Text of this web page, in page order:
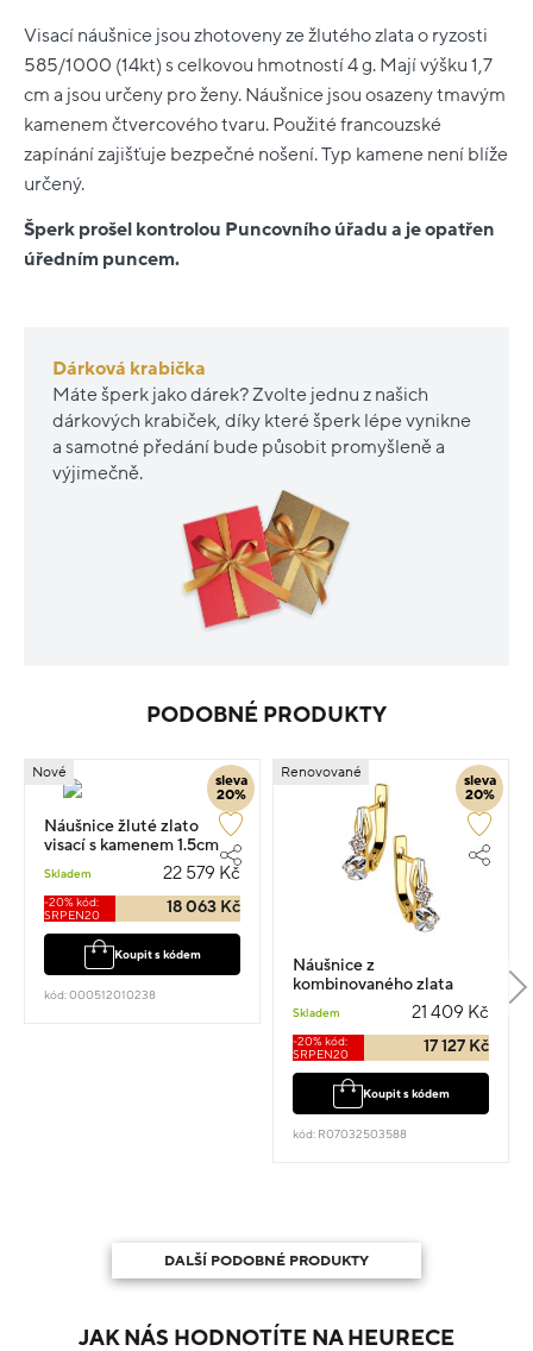
Visací náušnice jsou zhotoveny ze žlutého zlata o ryzosti
585/1000 (14kt) s celkovou hmotností 4 g. Mají výšku 1,7
cm a jsou určeny pro ženy. Náušnice jsou osazeny tmavým
kamenem čtvercového tvaru. Použité francouzské
zapínání zajišťuje bezpečné nošení. Typ kamene není blíže
určený.
Šperk prošel kontrolou Puncovního úřadu a je opatřen
úředním puncem.
Dárková krabička
Máte šperk jako dárek? Zvolte jednu z našich
dárkových krabiček, díky které šperk lépe vynikne
a samotné předání bude působit promyšleně a
výjimečně.
PODOBNÉ PRODUKTY
sleva
20%
Nové
Náušnice žluté zlato
visací s kamenem 1.5cm
Skladem 22 579 Kč
-20% kód:
SRPEN20
18 063 Kč
Koupit s kódem
kód: 000512010238
sleva
20%
Renovované
Náušnice z
kombinovaného zlata
visací 1.5cm 4.14g s
diamantem 0.160ct
Skladem 21 409 Kč
-20% kód:
SRPEN20
17 127 Kč
Koupit s kódem
kód: R07032503588
DALŠÍ PODOBNÉ PRODUKTY
JAK NÁS HODNOTÍTE NA HEURECE